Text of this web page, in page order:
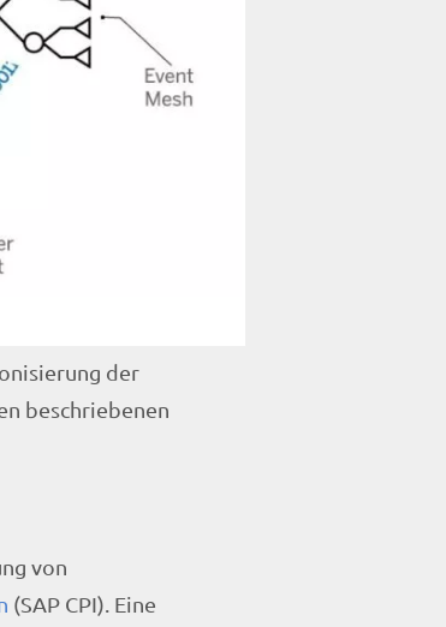
der
beschriebenen
von
(SAP CPI). Eine